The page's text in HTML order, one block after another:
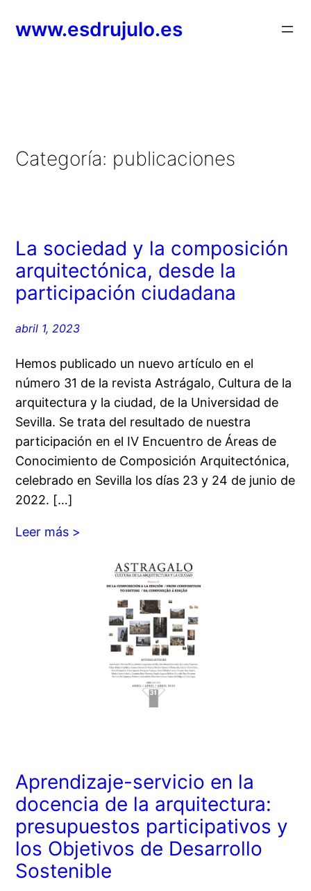
www.esdrujulo.es
Categoría: publicaciones
La sociedad y la composición
arquitectónica, desde la
participación ciudadana
abril 1, 2023
Hemos publicado un nuevo artículo en el
número 31 de la revista Astrágalo, Cultura de la
arquitectura y la ciudad, de la Universidad de
Sevilla. Se trata del resultado de nuestra
participación en el IV Encuentro de Áreas de
Conocimiento de Composición Arquitectónica,
celebrado en Sevilla los días 23 y 24 de junio de
2022. […]
Leer más >
Aprendizaje-servicio en la
docencia de la arquitectura:
presupuestos participativos y
los Objetivos de Desarrollo
Sostenible